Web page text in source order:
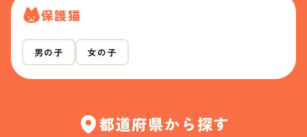
保護猫
男の子 女の子
都道府県から探す